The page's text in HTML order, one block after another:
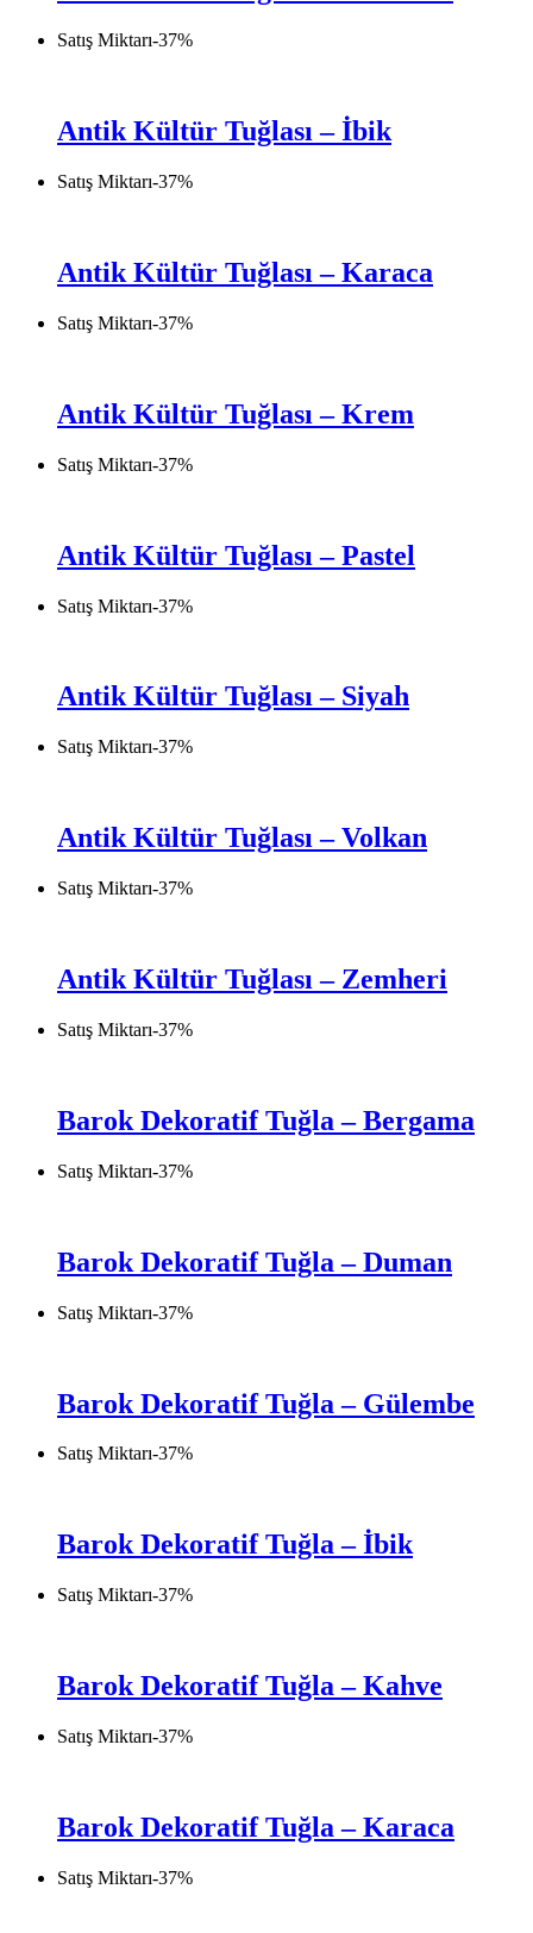
Satış Miktarı-37%
Antik Kültür Tuğlası – İbik
Satış Miktarı-37%
Antik Kültür Tuğlası – Karaca
Satış Miktarı-37%
Antik Kültür Tuğlası – Krem
Satış Miktarı-37%
Antik Kültür Tuğlası – Pastel
Satış Miktarı-37%
Antik Kültür Tuğlası – Siyah
Satış Miktarı-37%
Antik Kültür Tuğlası – Volkan
Satış Miktarı-37%
Antik Kültür Tuğlası – Zemheri
Satış Miktarı-37%
Barok Dekoratif Tuğla – Bergama
Satış Miktarı-37%
Barok Dekoratif Tuğla – Duman
Satış Miktarı-37%
Barok Dekoratif Tuğla – Gülembe
Satış Miktarı-37%
Barok Dekoratif Tuğla – İbik
Satış Miktarı-37%
Barok Dekoratif Tuğla – Kahve
Satış Miktarı-37%
Barok Dekoratif Tuğla – Karaca
Satış Miktarı-37%